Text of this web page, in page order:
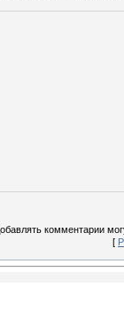
комментарии
[